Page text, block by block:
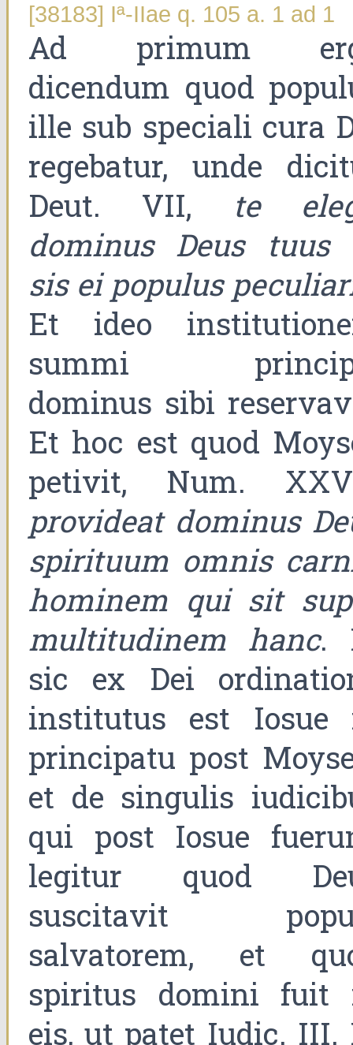
[38183] Iª-IIae q. 105 a. 1 ad 1
Ad primum
dicendum quod
ille sub speciali cura
regebatur, unde
Deut. VII, te
dominus Deus tuus
sis ei populus
Et ideo
summi
dominus sibi
Et hoc est quod
petivit, Num.
provideat dominus
spirituum omnis
hominem qui sit
multitudinem hanc.
sic ex Dei
institutus est Iosue
principatu post
et de singulis
qui post Iosue
legitur quod
suscitavit
salvatorem, et
spiritus domini fuit
eis, ut patet Iudic. III.